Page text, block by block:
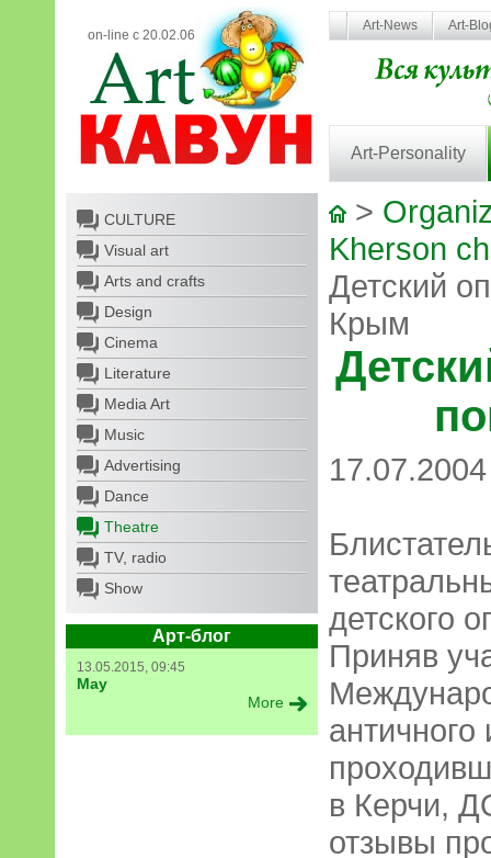
on-line с 20.02.06
Art-News Art-
Art-Personality
CULTURE
Visual art
Arts and crafts
Design
Cinema
Literature
Media Art
Music
Advertising
Dance
Theatre
TV, radio
Show
Арт-блог
13.05.2015, 09:45
May
More
>
Kherson
Детский
Крым
17.07.2004
детского
Приняв
античного
в Керчи,
отзывы